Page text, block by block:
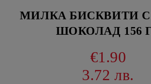
МИЛКА БИСКВИТИ
ШОКОЛАД 156
€1.90
3.72 лв.